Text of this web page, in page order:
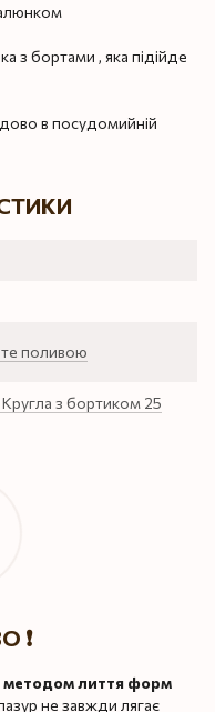
з бортами , яка підійде
в посудомийній
поливою
Кругла з бортиком 25
❗️
методом лиття форм
не завжди лягає